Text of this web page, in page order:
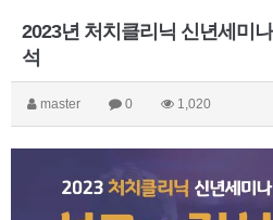
2023년 처치클리닉 신년세미
석
master 0 1,020